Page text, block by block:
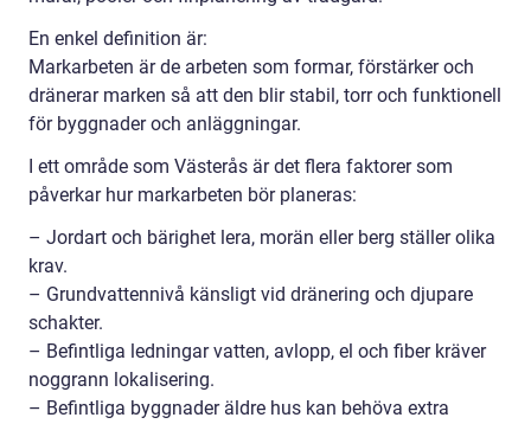
En enkel definition är:
Markarbeten är de arbeten som formar, förstärker och
dränerar marken så att den blir stabil, torr och funktionell
för byggnader och anläggningar.
I ett område som Västerås är det flera faktorer som
påverkar hur markarbeten bör planeras:
– Jordart och bärighet lera, morän eller berg ställer olika
krav.
– Grundvattennivå känsligt vid dränering och djupare
schakter.
– Befintliga ledningar vatten, avlopp, el och fiber kräver
noggrann lokalisering.
– Befintliga byggnader äldre hus kan behöva extra